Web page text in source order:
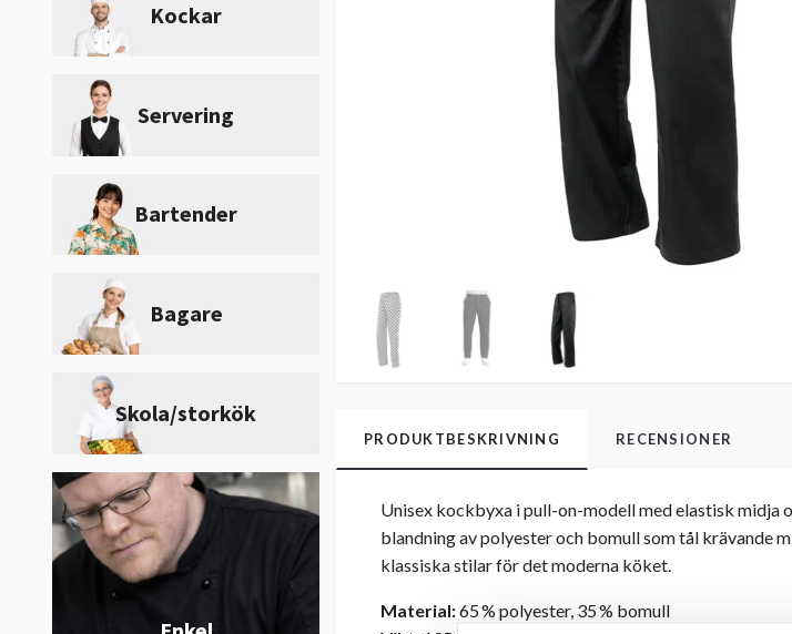
Kockar
Servering
Bartender
Bagare
Skola/storkök
PRODUKTBESKRIVNING RECENSIONER
Unisex kockbyxa i pull-on-modell med elastisk midja
blandning av polyester och bomull som tål krävande
klassiska stilar för det moderna köket.
Material:65 % polyester, 35 % bomull